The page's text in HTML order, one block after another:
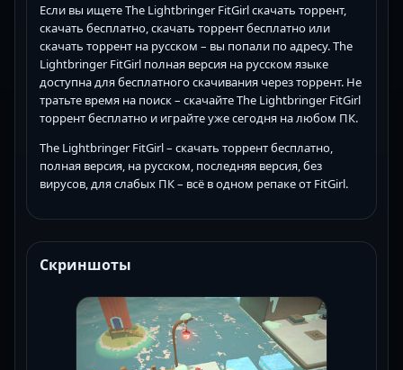
Если вы ищете The Lightbringer FitGirl скачать торрент,
скачать бесплатно, скачать торрент бесплатно или
скачать торрент на русском – вы попали по адресу. The
Lightbringer FitGirl полная версия на русском языке
доступна для бесплатного скачивания через торрент. Не
тратьте время на поиск – скачайте The Lightbringer FitGirl
торрент бесплатно и играйте уже сегодня на любом ПК.
The Lightbringer FitGirl – скачать торрент бесплатно,
полная версия, на русском, последняя версия, без
вирусов, для слабых ПК – всё в одном репаке от FitGirl.
Скриншоты